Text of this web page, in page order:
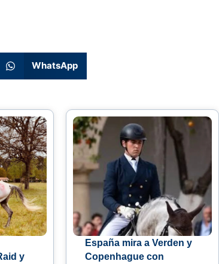
WhatsApp
y
España mira a Verden y
Copenhague con